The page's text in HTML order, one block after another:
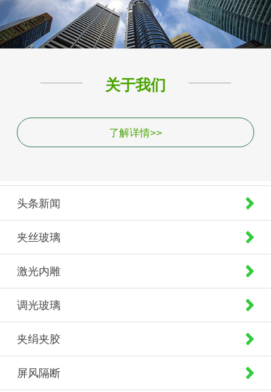
关于我们
了解详情>>
头条新闻
夹丝玻璃
激光内雕
调光玻璃
夹绢夹胶
屏风隔断